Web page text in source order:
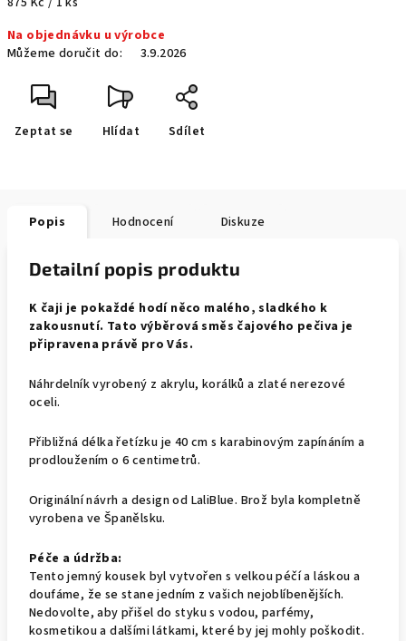
Na objednávku u výrobce
Můžeme doručit do:
3.9.2026
Zeptat se Hlídat Sdílet
Popis Hodnocení Diskuze
Detailní popis produktu
K čaji je pokaždé hodí něco malého, sladkého k
zakousnutí. Tato výběrová směs čajového pečiva je
připravena právě pro Vás.
Náhrdelník vyrobený z akrylu, korálků a zlaté nerezové
oceli.
Přibližná délka řetízku je 40 cm s karabinovým zapínáním a
prodloužením o 6 centimetrů.
Originální návrh a design od LaliBlue. Brož byla kompletně
vyrobena ve Španělsku.
Péče a údržba:
Tento jemný kousek byl vytvořen s velkou péčí a láskou a
doufáme, že se stane jedním z vašich nejoblíbenějších.
Nedovolte, aby přišel do styku s vodou, parfémy,
kosmetikou a dalšími látkami, které by jej mohly poškodit.